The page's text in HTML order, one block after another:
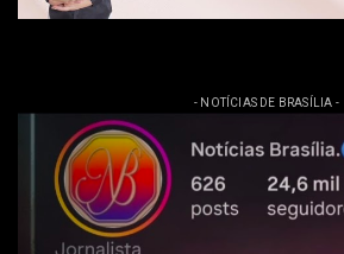
- NOTÍCIAS DE BRASÍLIA -